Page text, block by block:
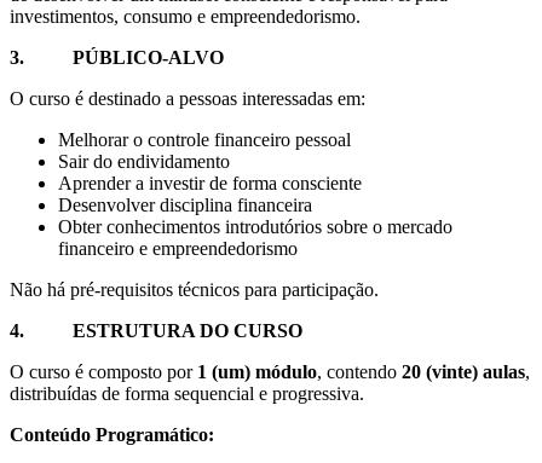
investimentos, consumo e empreendedorismo.
3. PÚBLICO-ALVO
O curso é destinado a pessoas interessadas em:
Melhorar o controle financeiro pessoal
Sair do endividamento
Aprender a investir de forma consciente
Desenvolver disciplina financeira
Obter conhecimentos introdutórios sobre o mercado
financeiro e empreendedorismo
Não há pré-requisitos técnicos para participação.
4. ESTRUTURA DO CURSO
O curso é composto por 1 (um) módulo, contendo 20 (vinte) aulas,
distribuídas de forma sequencial e progressiva.
Conteúdo Programático: